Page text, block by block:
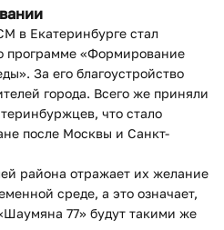
в Екатеринбурге стал
программе «Формирование
За его благоустройство
города. Всего же приняли
что стало
после Москвы и Санкт-
района отражает их желание
среде, а это означает,
77» будут такими же